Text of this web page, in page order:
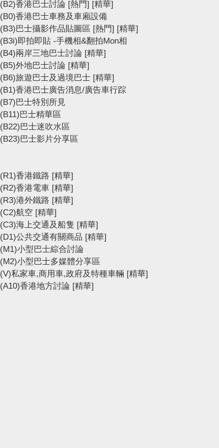
(B2)香港巴士討論 [熱門] [精華]
(B0)香港巴士車務及車廂設備
(B3)巴士攝影作品貼圖區 [熱門] [精華]
(B3i)即拍即貼 -手機相&翻拍Mon相
(B4)兩岸三地巴士討論 [精華]
(B5)外地巴士討論 [精華]
(B6)旅遊巴士及過境巴士 [精華]
(B1)香港巴士廣告消息/廣告車行踪
(B7)巴士特別所見
(B11)巴士精華區
(B22)巴士迷吹水區
(B23)巴士影片分享區
(R1)香港鐵路 [精華]
(R2)香港電車 [精華]
(R3)港外鐵路 [精華]
(C2)航空 [精華]
(C3)海上交通及船隻 [精華]
(D1)公共交通有關商品 [精華]
(M1)小型巴士綜合討論
(M2)小型巴士多媒體分享區
(V)私家車,商用車,政府及特種車輛 [精華]
(A10)香港地方討論 [精華]